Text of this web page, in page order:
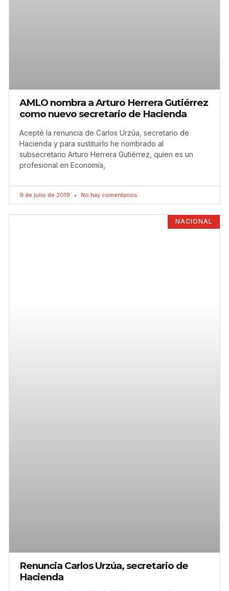
AMLO nombra a Arturo Herrera Gutiérrez
como nuevo secretario de Hacienda
Acepté la renuncia de Carlos Urzúa, secretario de
Hacienda y para sustituirlo he nombrado al
subsecretario Arturo Herrera Gutiérrez, quien es un
profesional en Economía,
9 de julio de 2019 No hay comentarios
NACIONAL
Renuncia Carlos Urzúa, secretario de
Hacienda